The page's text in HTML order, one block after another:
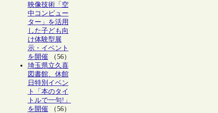
映像技術「空
中コンピュー
ター」を活用
した子ども向
け体験型展
示・イベント
を開催（56）
埼玉県立久喜
図書館、休館
日特別イベン
ト「本のタイ
トルで一句!」
を開催（56）